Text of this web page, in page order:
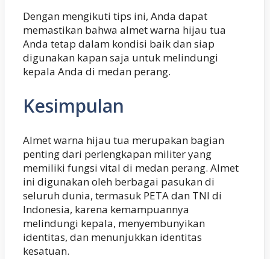
Dengan mengikuti tips ini, Anda dapat
memastikan bahwa almet warna hijau tua
Anda tetap dalam kondisi baik dan siap
digunakan kapan saja untuk melindungi
kepala Anda di medan perang.
Kesimpulan
Almet warna hijau tua merupakan bagian
penting dari perlengkapan militer yang
memiliki fungsi vital di medan perang. Almet
ini digunakan oleh berbagai pasukan di
seluruh dunia, termasuk PETA dan TNI di
Indonesia, karena kemampuannya
melindungi kepala, menyembunyikan
identitas, dan menunjukkan identitas
kesatuan.